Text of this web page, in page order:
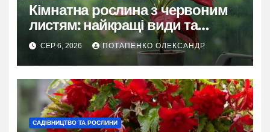
Кімнатна рослина з червоним
листям: найкращі види та
секрети догляду
СЕР 6, 2026 ПОТАПЕНКО ОЛЕКСАНДР
САДІВНИЦТВО ТА РОСЛИНИ